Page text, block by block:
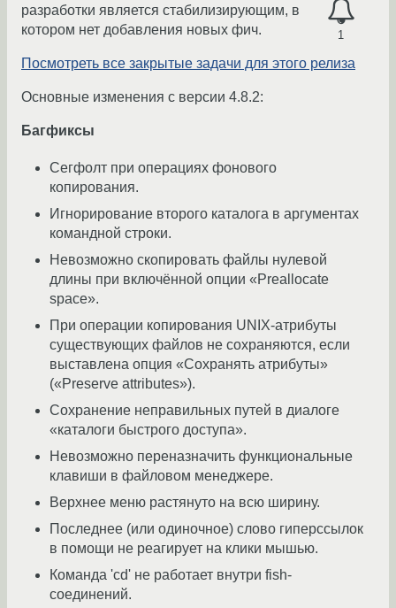
1
разработки является стабилизирующим, в
котором нет добавления новых фич.
Посмотреть все закрытые задачи для этого релиза
Основные изменения с версии 4.8.2:
Багфиксы
Сегфолт при операциях фонового
копирования.
Игнорирование второго каталога в аргументах
командной строки.
Невозможно скопировать файлы нулевой
длины при включённой опции «Preallocate
space».
При операции копирования UNIX-атрибуты
существующих файлов не сохраняются, если
выставлена опция «Сохранять атрибуты»
(«Preserve attributes»).
Сохранение неправильных путей в диалоге
«каталоги быстрого доступа».
Невозможно переназначить функциональные
клавиши в файловом менеджере.
Верхнее меню растянуто на всю ширину.
Последнее (или одиночное) слово гиперссылок
в помощи не реагирует на клики мышью.
Команда 'cd' не работает внутри fish-
соединений.